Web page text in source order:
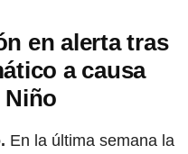
en alerta tras
a causa
Niño
En la última semana la